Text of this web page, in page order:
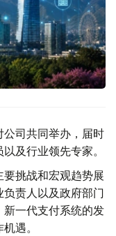
司共同举办，届时
及行业领先专家。
挑战和宏观趋势展
责人以及政府部门
一代支付系统的发
遇。